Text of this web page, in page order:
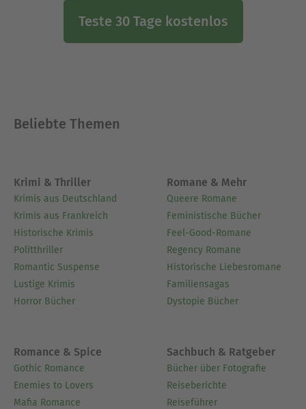
Teste 30 Tage kostenlos
Beliebte Themen
Krimi & Thriller
Krimis aus Deutschland
Krimis aus Frankreich
Historische Krimis
Politthriller
Romantic Suspense
Lustige Krimis
Horror Bücher
Romane & Mehr
Queere Romane
Feministische Bücher
Feel-Good-Romane
Regency Romane
Historische Liebesromane
Familiensagas
Dystopie Bücher
Romance & Spice
Gothic Romance
Enemies to Lovers
Mafia Romance
Sachbuch & Ratgeber
Bücher über Fotografie
Reiseberichte
Reiseführer